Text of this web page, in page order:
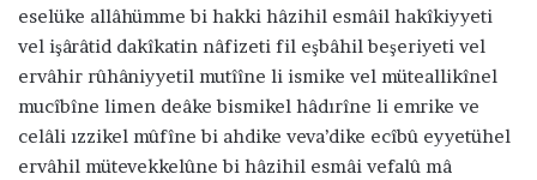
eselüke allâhümme bi hakki hâzihil esmâil hakîkiyyeti
vel işârâtid dakîkatin nâfizeti fil eşbâhil beşeriyeti vel
ervâhir rûhâniyyetil mutîîne li ismike vel müteallikînel
mucîbîne limen deâke bismikel hâdırîne li emrike ve
celâli ızzikel mûfîne bi ahdike veva’dike ecîbû eyyetühel
ervâhil mütevekkelûne bi hâzihil esmâi vefalû mâ